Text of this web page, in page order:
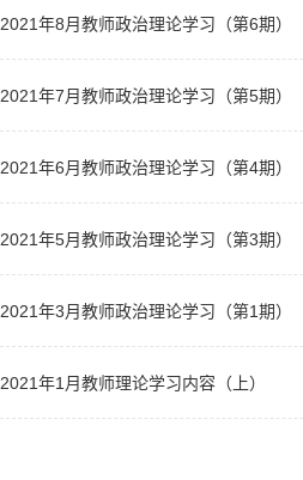
2021年8月教师政治理论学习（第6期）
2021年7月教师政治理论学习（第5期）
2021年6月教师政治理论学习（第4期）
2021年5月教师政治理论学习（第3期）
2021年3月教师政治理论学习（第1期）
2021年1月教师理论学习内容（上）